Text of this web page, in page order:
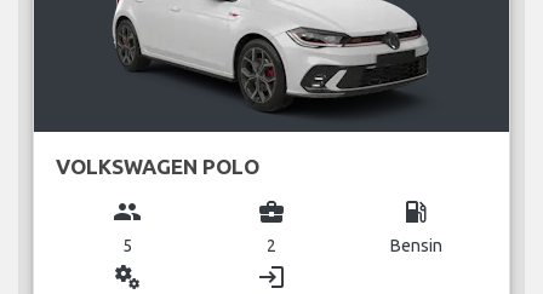
VOLKSWAGEN POLO
group
5
business_center
2
local_gas_station
Bensin
miscellaneous_services login